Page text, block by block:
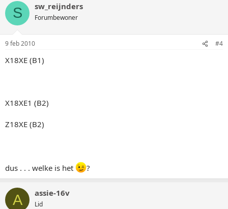
S sw_reijnders
Forumbewoner
9 feb 2010 #4
X18XE (B1)
X18XE1 (B2)
Z18XE (B2)
dus . . . welke is het ?
A assie-16v
Lid